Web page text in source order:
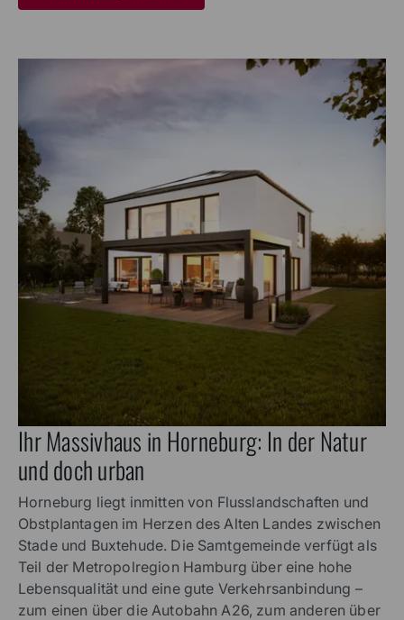
Ihr Massivhaus in Horneburg: In der Natur
und doch urban
Horneburg liegt inmitten von Flusslandschaften und
Obstplantagen im Herzen des Alten Landes zwischen
Stade und Buxtehude. Die Samtgemeinde verfügt als
Teil der Metropolregion Hamburg über eine hohe
Lebensqualität und eine gute Verkehrsanbindung –
zum einen über die Autobahn A26, zum anderen über